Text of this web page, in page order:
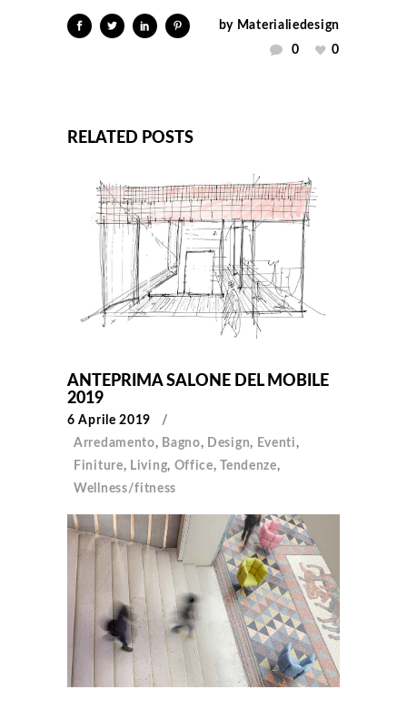
by Materialiedesign
0
0
RELATED POSTS
ANTEPRIMA SALONE DEL MOBILE
2019
6 Aprile 2019
Arredamento, Bagno, Design, Eventi,
Finiture, Living, Office,Tendenze,
Wellness/fitness